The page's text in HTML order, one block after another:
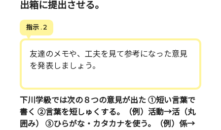
出箱に提出させる。
指示 . 2
友達のメモや、工夫を見て参考になった意見
を発表しましょう。
下川学級では次の８つの意見が出た ①短い言葉で
書く ②言葉を短しゅくする。（例）活動→活（丸
囲み） ③ひらがな・カタカナを使う。（例）係→